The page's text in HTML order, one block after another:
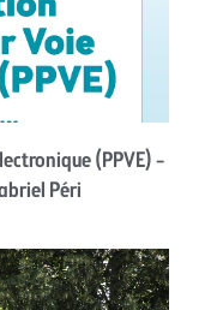
(PPVE) –
Péri